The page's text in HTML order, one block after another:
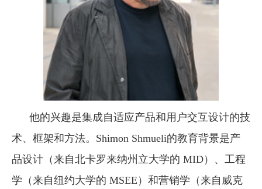
他的兴趣是集成自适应产品和用户交互设计的技
术、框架和方法。 Shimon Shmueli的教育背景是产
品设计（来自北卡罗来纳州立大学的 MID）、工程
学（来自纽约大学的 MSEE）和营销学（来自威克